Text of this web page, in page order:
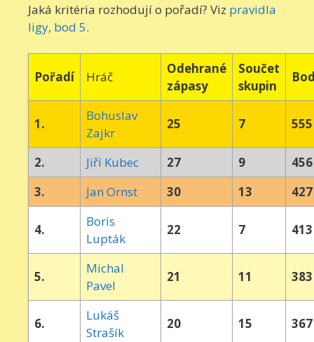
Jaká kritéria rozhodují o pořadí? Viz pravidla
ligy, bod 5.
Pořadí Hráč
Odehrané
zápasy
Součet
skupin
1.
Bohuslav
Zajkr
25 7 555
2. Jiří Kubec 27 9
456
3.
Jan Ornst 30 13 427
4.
Boris
Lupták
22 7 413
5.
Michal
Pavel
21 11 383
6.
Lukáš
Strašík
20 15 367